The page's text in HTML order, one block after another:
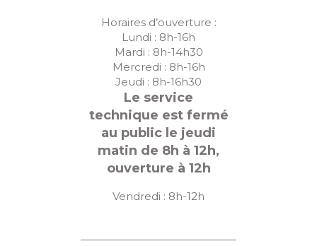
Horaires d’ouverture :
Lundi : 8h-16h
Mardi : 8h-14h30
Mercredi : 8h-16h
Jeudi : 8h-16h30
Le service
technique est fermé
au public le jeudi
matin de 8h à 12h,
ouverture à 12h
Vendredi : 8h-12h